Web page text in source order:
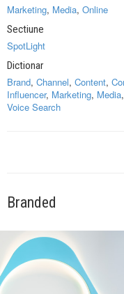
Marketing, Media, Online
Sectiune
SpotLight
Dictionar
Brand, Channel, Content,
Influencer, Marketing, Media,
Voice Search
Branded